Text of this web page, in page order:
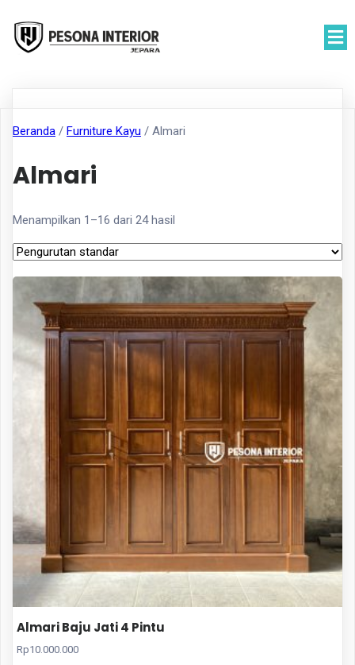
Beranda / Furniture Kayu / Almari
Almari
Menampilkan 1–16 dari 24 hasil
Almari Baju Jati 4 Pintu
Rp10.000.000